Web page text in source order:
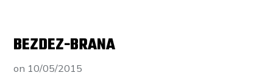
BEZDEZ-BRANA
on 10/05/2015